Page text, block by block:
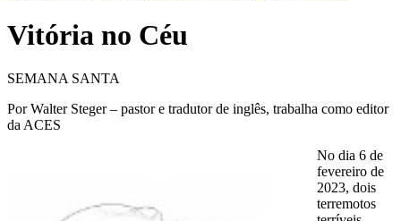
Vitória no Céu
SEMANA SANTA
Por Walter Steger – pastor e tradutor de inglês, trabalha como editor
da ACES
No dia 6 de
fevereiro de
2023, dois
terremotos